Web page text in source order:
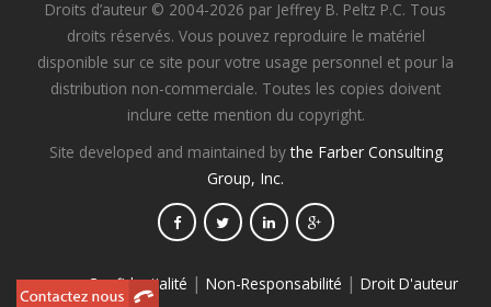
Droits d’auteur © 2004-2026 par Jeffrey B. Peltz P.C. Tous
droits réservés. Vous pouvez reproduire le matériel
disponible sur ce site pour votre usage personnel et pour la
distribution non-commerciale. Toutes les copies doivent
inclure cette mention du copyright.
Site developed and maintained bythe Farber Consulting
Group, Inc.
Confidentialité | Non-Responsabilité | Droit D'auteur